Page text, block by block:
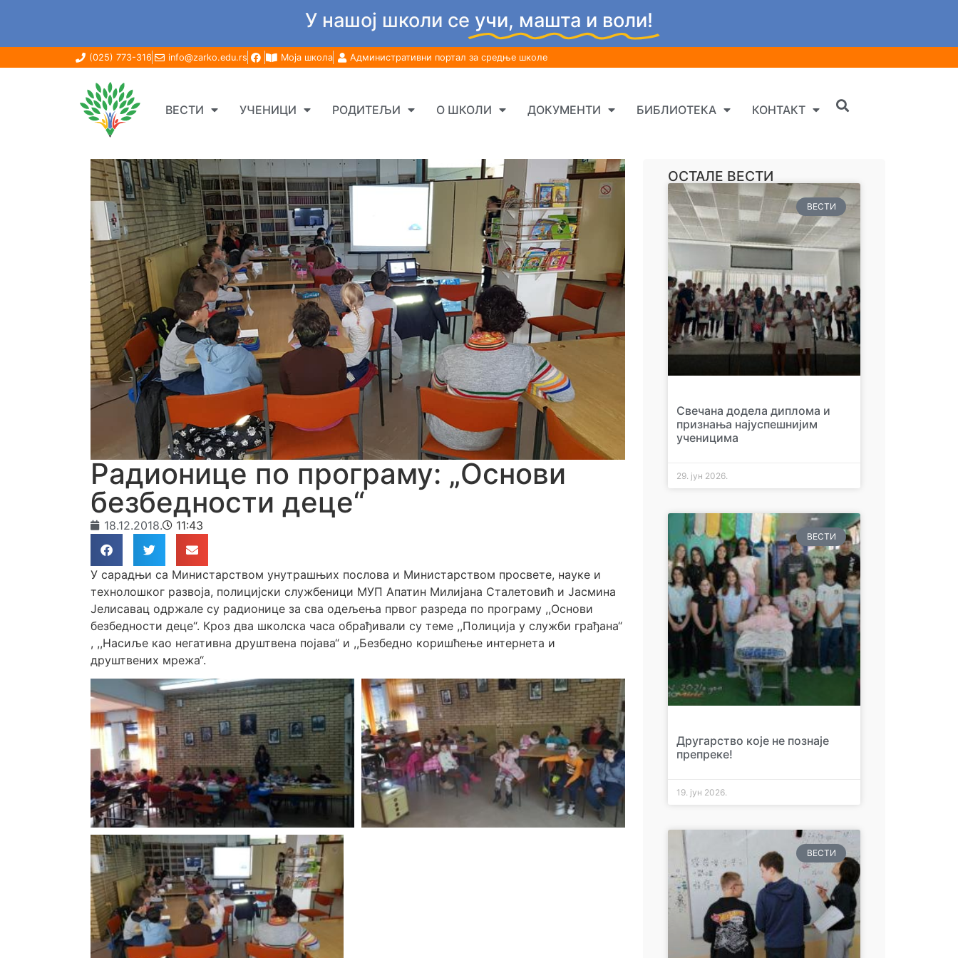
У нашој школи се учи, машта и воли!
(025) 773-316 info@zarko.edu.rs Моја школа Административни портал за средње школе
ВЕСТИ УЧЕНИЦИ РОДИТЕЉИ О ШКОЛИ ДОКУМЕНТИ БИБЛИОТЕКА КОНТАКТ
Радионице по програму: „Основи
безбедности деце“
18.12.2018. 11:43
У сарадњи са Министарством унутрашњих послова и Министарством просвете, науке и
технолошког развоја, полицијски службеници МУП Апатин Милијана Сталетовић и Јасмина
Јелисавац одржале су радионице за сва одељења првог разреда по програму ,,Основи
безбедности деце“. Кроз два школска часа обрађивали су теме ,,Полиција у служби грађана“
, ,,Насиље као негативна друштвена појава“ и ,,Безбедно коришћење интернета и
друштвених мрежа“.
ОСТАЛЕ ВЕСТИ
ВЕСТИ
Свечана додела диплома и
признања најуспешнијим
ученицима
29. јун 2026.
ВЕСТИ
Другарство које не познаје
препреке!
19. јун 2026.
ВЕСТИ